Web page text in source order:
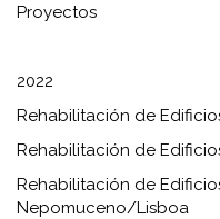
Proyectos
2022
Rehabilitación de
Rehabilitación de
Rehabilitación de
Nepomuceno/Lisboa